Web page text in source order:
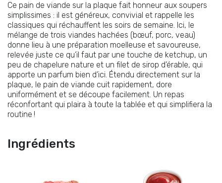
Ce pain de viande sur la plaque fait honneur aux soupers
simplissimes : il est généreux, convivial et rappelle les
classiques qui réchauffent les soirs de semaine. Ici, le
mélange de trois viandes hachées (bœuf, porc, veau)
donne lieu à une préparation moelleuse et savoureuse,
relevée juste ce qu’il faut par une touche de ketchup, un
peu de chapelure nature et un filet de sirop d’érable, qui
apporte un parfum bien d’ici. Étendu directement sur la
plaque, le pain de viande cuit rapidement, dore
uniformément et se découpe facilement. Un repas
réconfortant qui plaira à toute la tablée et qui simplifiera la
routine !
Ingrédients